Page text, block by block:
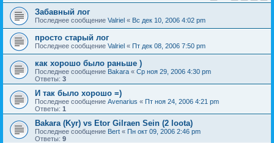
Забавный лог
Последнее сообщение Valriel « Вс дек 10, 2006 4:02 pm
просто старый лог
Последнее сообщение Valriel « Пт дек 08, 2006 7:50 pm
как хорошо было раньше )
Последнее сообщение Bakara « Ср ноя 29, 2006 4:30 pm
Ответы: 3
И так было хорошо =)
Последнее сообщение Avenarius « Пт ноя 24, 2006 4:21 pm
Ответы: 1
Bakara (Kyr) vs Etor Gilraen Sein (2 loota)
Последнее сообщение Bert « Пн окт 09, 2006 2:46 pm
Ответы: 9